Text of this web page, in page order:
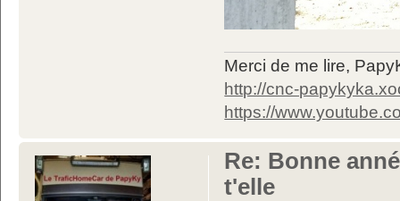
Merci de me lire,
http://cnc-
https://
Re: Bonne
t'elle